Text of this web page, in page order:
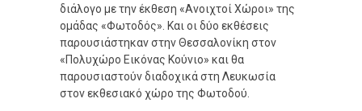
διάλογο με την έκθεση «Ανοιχτοί Χώροι» της
ομάδας «Φωτοδός». Και οι δύο εκθέσεις
παρουσιάστηκαν στην Θεσσαλονίκη στον
«Πολυχώρο Εικόνας Κούνιο» και θα
παρουσιαστούν διαδοχικά στη Λευκωσία
στον εκθεσιακό χώρο της Φωτοδού.